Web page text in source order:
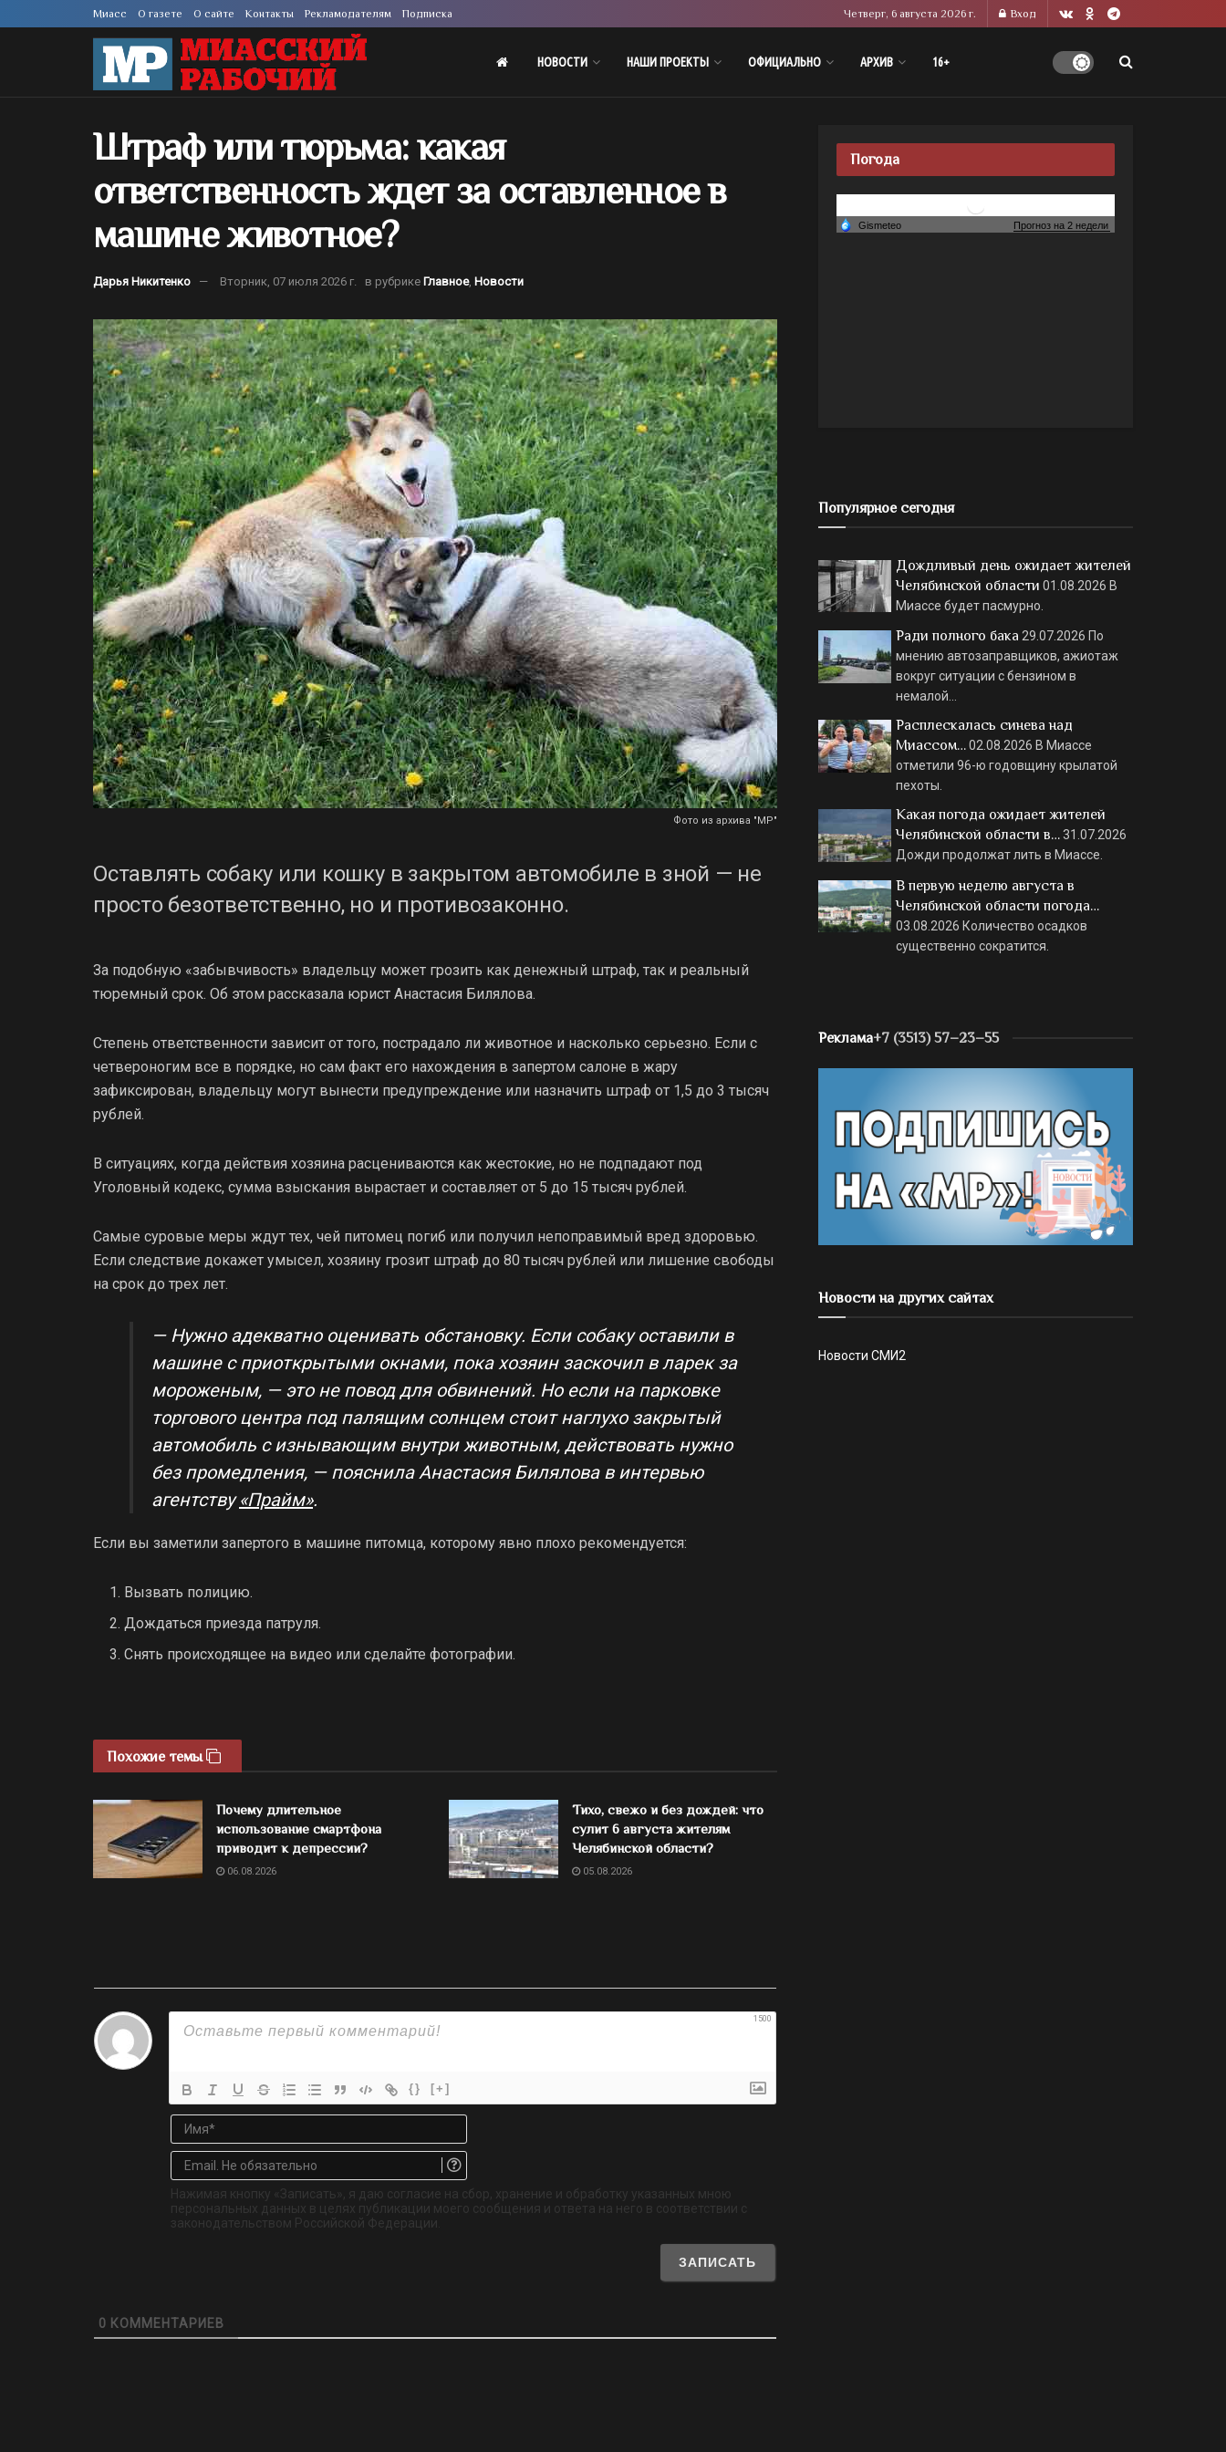
Миасс О газете О сайте Контакты Рекламодателям Подписка Четверг, 6 августа 2026 г. Вход
НОВОСТИ НАШИ ПРОЕКТЫ ОФИЦИАЛЬНО АРХИВ 16+
Штраф или тюрьма: какая
ответственность ждет за оставленное в
машине животное?
Дарья Никитенко Вторник, 07 июля 2026 г. в рубрике Главное, Новости
Фото из архива "МР"
Оставлять собаку или кошку в закрытом автомобиле в зной — не
просто безответственно, но и противозаконно.
За подобную «забывчивость» владельцу может грозить как денежный штраф, так и реальный
тюремный срок. Об этом рассказала юрист Анастасия Билялова.
Степень ответственности зависит от того, пострадало ли животное и насколько серьезно. Если с
четвероногим все в порядке, но сам факт его нахождения в запертом салоне в жару
зафиксирован, владельцу могут вынести предупреждение или назначить штраф от 1,5 до 3 тысяч
рублей.
В ситуациях, когда действия хозяина расцениваются как жестокие, но не подпадают под
Уголовный кодекс, сумма взыскания вырастает и составляет от 5 до 15 тысяч рублей.
Самые суровые меры ждут тех, чей питомец погиб или получил непоправимый вред здоровью.
Если следствие докажет умысел, хозяину грозит штраф до 80 тысяч рублей или лишение свободы
на срок до трех лет.
— Нужно адекватно оценивать обстановку. Если собаку оставили в
машине с приоткрытыми окнами, пока хозяин заскочил в ларек за
мороженым, — это не повод для обвинений. Но если на парковке
торгового центра под палящим солнцем стоит наглухо закрытый
автомобиль с изнывающим внутри животным, действовать нужно
без промедления, — пояснила Анастасия Билялова в интервью
агентству«Прайм».
Если вы заметили запертого в машине питомца, которому явно плохо рекомендуется:
Вызвать полицию.
Дождаться приезда патруля.
Снять происходящее на видео или сделайте фотографии.
Похожие темы
Почему длительное
использование смартфона
приводит к депрессии?
06.08.2026
Тихо, свежо и без дождей: что
сулит 6 августа жителям
Челябинской области?
05.08.2026
1500
{} [+]
Имя*
Email.
обязательно
Нажимая кнопку «Записать», я даю согласие на сбор, хранение и обработку указанных мною
персональных данных в целях публикации моего сообщения и ответа на него в соответствии с
законодательством Российской Федерации.
0 КОММЕНТАРИЕВ
Погода
Популярное сегодня
Дождливый день ожидает жителей
Челябинской области 01.08.2026 В
Миассе будет пасмурно.
Ради полного бака 29.07.2026 По
мнению автозаправщиков, ажиотаж
вокруг ситуации с бензином в
немалой…
Расплескалась синева над
Миассом…02.08.2026 В Миассе
отметили 96-ю годовщину крылатой
пехоты.
Какая погода ожидает жителей
Челябинской области в…31.07.2026
Дожди продолжат лить в Миассе.
В первую неделю августа в
Челябинской области погода…
03.08.2026 Количество осадков
существенно сократится.
Реклама+7 (3513) 57–23–55
Новости на других сайтах
Новости СМИ2